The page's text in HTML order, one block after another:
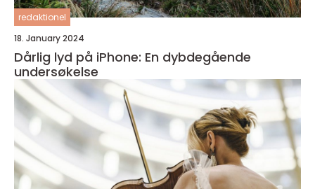
redaktionel
18. January 2024
Dårlig lyd på iPhone: En dybdegående
undersøkelse